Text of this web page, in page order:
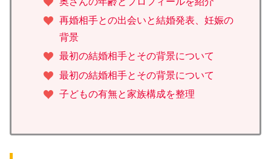
再婚相手との出会いと結婚発表、妊娠の
背景
最初の結婚相手とその背景について
最初の結婚相手とその背景について
子どもの有無と家族構成を整理